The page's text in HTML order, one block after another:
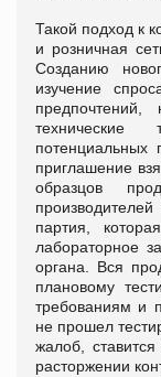
Такой подход к
и розничная
Созданию
изучение
предпочтений,
технические
потенциальных
приглашение
образцов
партия,
лабораторное
органа. Вся
плановому
требованиям и
не прошел
жалоб,
расторжении